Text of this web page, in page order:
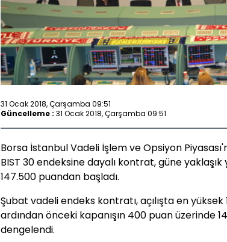
31 Ocak 2018, Çarşamba 09:51
Güncelleme : 31 Ocak 2018, Çarşamba 09:51
Borsa İstanbul Vadeli İşlem ve Opsiyon
BIST 30 endeksine dayalı kontrat, güne yaklaşık
147.500 puandan başladı.
Şubat vadeli endeks kontratı, açılışta en
ardından önceki kapanışın 400 puan üzerinde
dengelendi.